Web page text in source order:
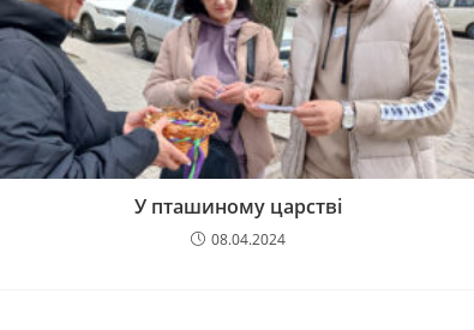
У пташиному царстві
08.04.2024